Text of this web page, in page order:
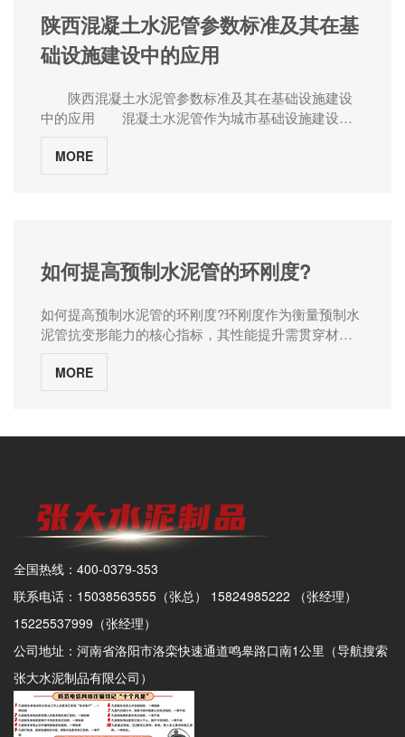
底的不均匀沉降，这对于软土地区或地震活动区域尤
为重要。02 管道荷载与强度等级钢筋混凝土管的承载
能力根据其外压荷载分为Ⅰ、Ⅱ、Ⅲ三个等级，选用时需
厚度大于4.5米时宜选用Ⅲ级管，小于或等于4.5米时可
选用Ⅱ级管。值得注意的是，管顶覆土厚度不应小于0.7
米，以确保管道安全。混凝土强度等级是另一个关键
指标。根据相关规范，开槽施工的钢筋混凝土排水管
混凝土强度等级不应低于C30，顶进施工的管道则不应
石基础的应用可显著提高施工效率。研究表明，采用
设平口管可缩短工期约55%，减少人工投入约50%，降
低工程造价约20%。对于槽底土基较好、基本无扰动
软化且易排除积水的区域，可采用砾石砂基础；而对
槽底土基较差、地下水位较高的地方，则需采用井点
降水配合管道施工。这种差异化的基础处理方案体现
在工业园区的雨污分流改造中，应对已实施雨污分流
旧小区与城中村面临建筑杂乱、巷道狭窄、基础条件
复杂等挑战。对于有条件的区域，应严格按照雨污分
流系统进行改造，原合流管可作为雨水管，新建污水
系统。而对于巷道过窄、改造难度大的区域，可考虑
在居民区总出口外设置截流井，截流生活污水排入污
通运输等领域，重点应对区域红线内的雨污分流管网
进行完善。可以将现有合流管改造为污水管，并与区
外城市污水管网连接；同时新建雨水管道，将建筑物
屋面雨水单独接入雨水系统。05 雨污分流中的特殊考
量在雨污分流工程中，污水管道对防渗漏要求更高。
承插式钢筋混凝土管采用“O”型密封圈密封的柔性接
的优势。二、钢承口水泥管的特性（一）高强度与耐
久性钢承口水泥管采用钢筋混凝土制成，管口处配有
钢制承口，这种结构不仅增强了管道的整体强度，还
提高了接口的密封性和耐久性。其优异的耐久性使得
管道能够在各种恶劣环境中长期稳定运行，减少了维
护和更换的频率。（二）良好的密封性能钢承口水泥
管的钢制承口设计确保了管道连接处的密封性，防止
水和其他液体的渗透。这对于排水系统尤为重要，可
以有效避免污水泄漏和地下水污染。（三）大口径与
泥管可根据不同的工程需求进行定制，满足各种口
性和可扩展性，便于后期维护和升级。三、钢承口水
泥管在城市排水系统中的应用（一）主干排水管道在
城市主干排水系统中，钢承口水泥管因其高强度和大
口径的特点，成为优选材料。其优异的排水能力和耐
久性，确保了城市排水系统的效率高运行。（二）区
计能够有效收集和排放大量雨水，减轻城市排水系统
的压力。四、钢承口水泥管提升排水效率的实际案例
（一）某大型城市的排水改造项目在某大型城市的排
水改造项目中，采用了钢承口水泥管替代传统的混凝
土管。改造后，城市排水系统的排水能力显著提高，
特别是在暴雨天气下，有效减少了内涝的发生。
（二）某新兴城市的基础设施建设在某新兴城市的基
础设施建设中，钢承口水泥管被广泛应用于排水系统
的各个环节。其优异的性能不仅提升了排水效率，还
降低了后期维护成本，为城市的可持续发展提供了有
力保障。五、结语钢承口水泥管以其优良的高强度、
耐久性和密封性能，在提升城市排水效率方面发挥了
陕西混凝土水泥管参数标准及其在基
础设施建设中的应用
陕西混凝土水泥管参数标准及其在基础设施建设
中的应用 混凝土水泥管作为城市基础设施建设中
的重要组成部分，广泛应用于排水、污水处理、灌溉
等领域。其可靠的构造和持久的性能使其成为保证基
础设施稳定和效率高的运行关键因素。陕西混凝土水
准 混凝土水泥管主要由水泥、砂、碎石和纤维等
材料组成，其制造过程包括模具制作、配料、搅拌、
比，可以生产出不同规格和性能的水泥管。 混凝
土水泥管的参数标准主要包括直径、壁厚、长度、内
径斜率等。这些参数直接影响到水泥管的使用性能和
寿命。例如，直径决定了管道的排水能力，壁厚决定
了管道的抗压性能，而内径斜率则影响到管道的排水
混凝土水泥管的直径通常在200mm到1200mm之间。
的重要参数，直接关系到管道的抗压性能和耐用性。
根据不同的使用环境和排放负荷，可以选择不同壁厚
的水泥管。例如，在承受高压力的区域，选择壁厚的
水泥管能保证管道的稳定性和使用寿命。 长度：
混凝土水泥管的长度也是需要根据实际情况进行选择
的。较长的水泥管可以减少连接部分，提高管道的密
封性，但同时也需要考虑到运输和安装的便利
性。 内径斜率：内径斜率是指管道内壁的倾斜
度，它直接影响到排水效率。内径斜率越大，排水速
度越快，但同时也需要考虑到管道的抗压性能和安装
的便利性。 三、混凝土水泥管在基础设施建设中
MORE
如何提高预制水泥管的环刚度?
如何提高预制水泥管的环刚度?环刚度作为衡量预制水
泥管抗变形能力的核心指标，其性能提升需贯穿材料
研发、结构设计、生产制造、施工安装全链条。水泥
管厂家河南张大水泥制品从工程实践与技术创新维
度，系统阐述七大技术路径，为管材性能升级提供可
基材应用选用P·II 52.5级硅酸盐水泥作为基材，其3天
3.5×10⁴MPa，为环刚度提供基础支撑。骨料级配优化
设计构建"粗细骨料-微细粉"三级配体系：粗骨料（5-
20mm）：连续级配，空隙率控制在38%以内；细骨料
（0-5mm）：细度模数2.8，含泥量≤0.5%；微细粉
（≤0.075mm）：掺入5%硅灰，填充毛细孔隙；纤维
增强技术引入采用钢纤维（长径比60）与聚丙烯纤维
（长12mm）复合增强：钢纤维体积掺量1.5%，抗弯
强度提升40%；聚丙烯纤维0.1%，抑制早期塑性收缩
裂缝；二、结构设计的创新突破异形截面优化开发椭
圆形、带肋等异形截面管材：椭圆形管：长轴/短轴比
1.5，抗弯刚度提升30%；带肋管：肋高20mm，间距
200mm，环刚度增加40%；预应力技术植入采用先张
MORE
全国热线：400-0379-353
联系电话：15038563555（张总） 15824985222 （张经理）
15225537999（张经理）
公司地址：河南省洛阳市洛栾快速通道鸣皋路口南1公里（导航搜索
张大水泥制品有限公司）